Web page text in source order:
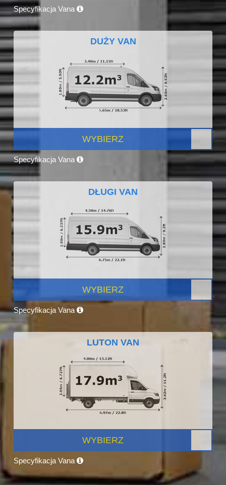
Specyfikacja Vana
DUŻY VAN
WYBIERZ
Specyfikacja Vana
DŁUGI VAN
WYBIERZ
Specyfikacja Vana
LUTON VAN
WYBIERZ
Specyfikacja Vana